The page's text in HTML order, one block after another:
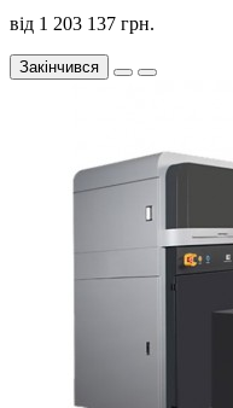
від 1 203 137 грн.
Закінчився